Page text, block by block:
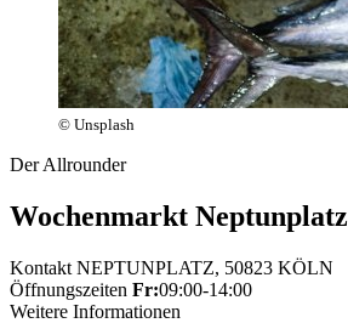
© Unsplash
Der Allrounder
Wochenmarkt Neptunplatz
Kontakt NEPTUNPLATZ, 50823 KÖLN
Öffnungszeiten Fr:09:00-14:00
Weitere Informationen